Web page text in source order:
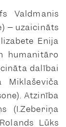
Valdmanis
– uzaicināts
Enija
humanitāro
dalībai
Atzinība
(I.Zeberiņa
Lūks